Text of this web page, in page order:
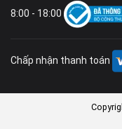
8:00 - 18:00
Chấp nhận thanh toán